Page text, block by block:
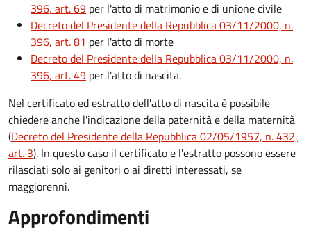
396, art. 69 per l'atto di matrimonio e di unione civile
Decreto del Presidente della Repubblica 03/11/2000, n.
396, art. 81 per l'atto di morte
Decreto del Presidente della Repubblica 03/11/2000, n.
396, art. 49 per l'atto di nascita.
Nel certificato ed estratto dell'atto di nascita è possibile
chiedere anche l'indicazione della paternità e della maternità
(Decreto del Presidente della Repubblica 02/05/1957, n. 432,
art. 3). In questo caso il certificato e l'estratto possono essere
rilasciati solo ai genitori o ai diretti interessati, se
maggiorenni.
Approfondimenti